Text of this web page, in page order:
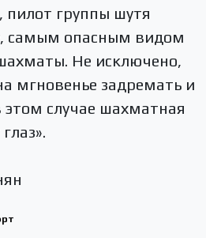
пилот группы шутя
самым опасным видом
Не исключено,
мгновенье задремать и
этом случае шахматная